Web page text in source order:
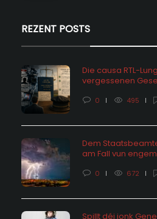
REZENT POSTS
Die causa RTL-
vergessenen
0 495
Dem
am Fall vun
0 672
Spillt déi jonk